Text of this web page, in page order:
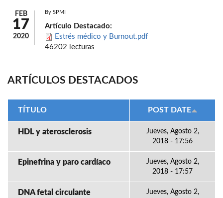
FEB
17
2020
By SPMI
Artículo Destacado:
Estrés médico y Burnout.pdf
46202 lecturas
ARTÍCULOS DESTACADOS
TÍTULO POST DATE
HDL y aterosclerosis
Jueves, Agosto 2,
2018 - 17:56
Epinefrina y paro cardíaco
Jueves, Agosto 2,
2018 - 17:57
DNA fetal circulante
Jueves, Agosto 2,